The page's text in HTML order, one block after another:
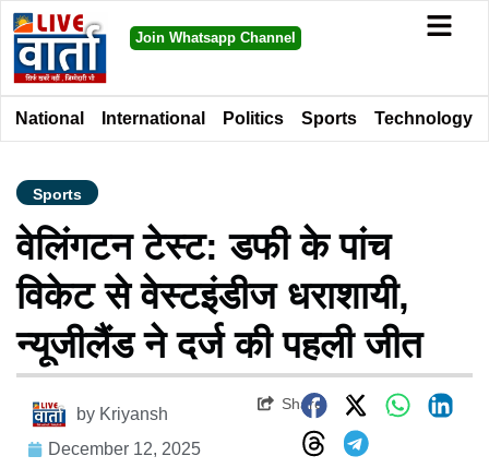
Join Whatsapp Channel
National International Politics Sports Technology
Sports
वेलिंगटन टेस्ट: डफी के पांच
विकेट से वेस्टइंडीज धराशायी,
न्यूजीलैंड ने दर्ज की पहली जीत
by Kriyansh
December 12, 2025
Share